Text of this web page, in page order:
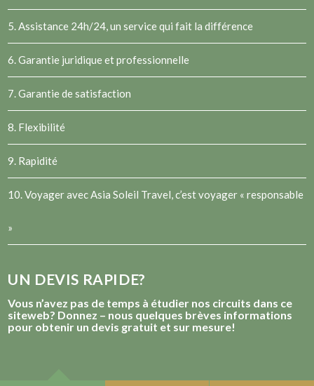
5. Assistance 24h/24, un service qui fait la différence
6. Garantie juridique et professionnelle
7. Garantie de satisfaction
8. Flexibilité
9. Rapidité
10. Voyager avec Asia Soleil Travel, c’est voyager « responsable
»
UN DEVIS RAPIDE?
Vous n’avez pas de temps à étudier nos circuits dans ce
siteweb? Donnez – nous quelques brèves informations
pour obtenir un devis gratuit et sur mesure!